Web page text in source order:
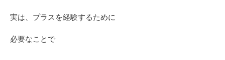
実は、プラスを経験するために
必要なことで